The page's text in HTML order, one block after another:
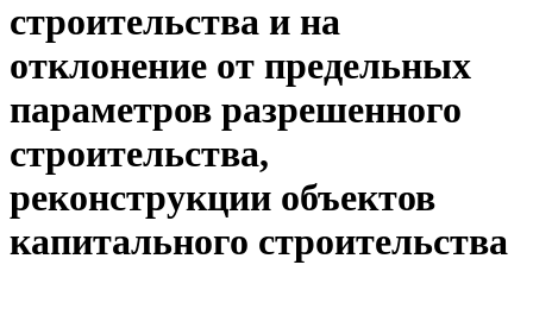
строительства и на
отклонение от предельных
параметров разрешенного
строительства,
реконструкции объектов
капитального строительства